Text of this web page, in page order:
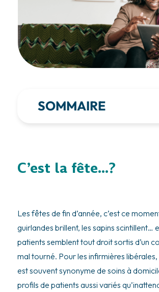
SOMMAIRE
C’est la fête…?
Les fêtes de fin d’année, c’est ce
guirlandes brillent, les sapins scintillent…
patients semblent tout droit sortis d’un
mal tourné. Pour les infirmières
est souvent synonyme de soins à
profils de patients aussi variés